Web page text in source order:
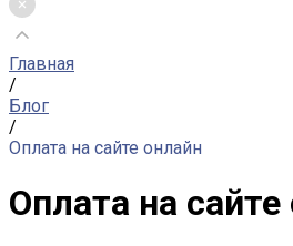
Главная
/
Блог
/
Оплата на сайте онлайн
Оплата на сайте